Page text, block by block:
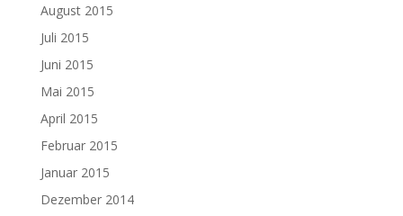
August 2015
Juli 2015
Juni 2015
Mai 2015
April 2015
Februar 2015
Januar 2015
Dezember 2014